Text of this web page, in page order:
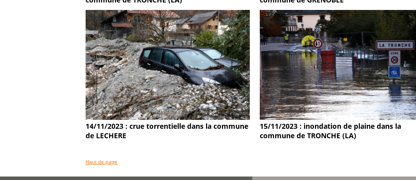
14/11/2023 : crue torrentielle dans la commune
de LECHERE
15/11/2023 : inondation de plaine dans la
commune de TRONCHE (LA)
Haut de page